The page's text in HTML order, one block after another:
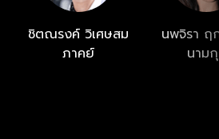
ชิตณรงค์ วิเศษสม
ภาคย์
นพจิรา ฤ
นาม